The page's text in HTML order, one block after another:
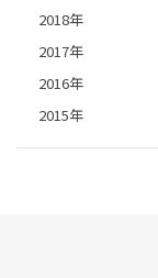
2018年
2017年
2016年
2015年